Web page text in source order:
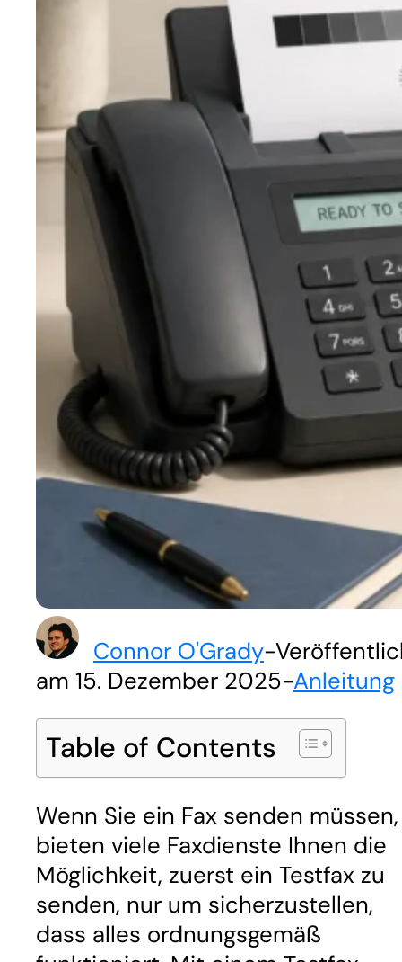
Connor O'Grady-
am 15. Dezember 2025-Anleitung
Table of Contents
Wenn Sie ein Fax senden müssen,
bieten viele Faxdienste Ihnen die
Möglichkeit, zuerst ein Testfax zu
senden, nur um sicherzustellen,
dass alles ordnungsgemäß